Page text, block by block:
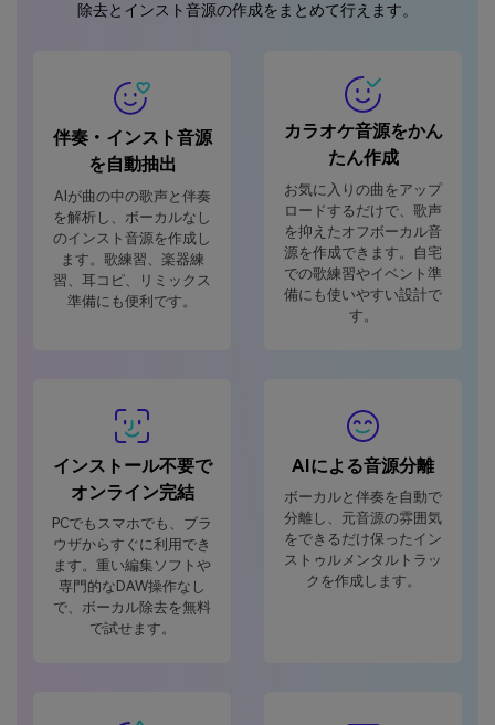
除去とインスト音源の作成をまとめて行えます。
伴奏・インスト音源
を自動抽出
AIが曲の中の歌声と伴奏
を解析し、ボーカルなし
のインスト音源を作成し
ます。歌練習、楽器練
習、耳コピ、リミックス
準備にも便利です。
カラオケ音源をかん
たん作成
お気に入りの曲をアップ
ロードするだけで、歌声
を抑えたオフボーカル音
源を作成できます。自宅
での歌練習やイベント準
備にも使いやすい設計で
す。
インストール不要で
オンライン完結
PCでもスマホでも、ブラ
ウザからすぐに利用でき
ます。重い編集ソフトや
専門的なDAW操作なし
で、ボーカル除去を無料
で試せます。
AIによる音源分離
ボーカルと伴奏を自動で
分離し、元音源の雰囲気
をできるだけ保ったイン
ストゥルメンタルトラッ
クを作成します。